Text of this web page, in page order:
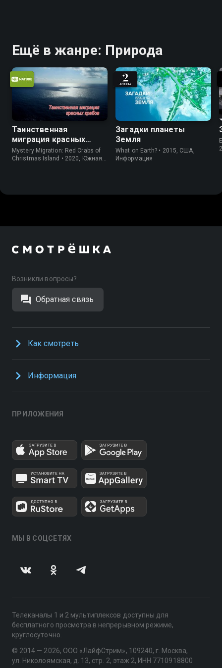
Ещё в жанре: Природа
Таинственная
миграция красных
крабов
Mystery Migration: Red Crabs of
Christmas Island • 2020, Южная
Загадки планеты
Земля
What on Earth? • 2015, США,
Информация
Возникли вопросы?
Обратная связь
Как смотреть
Информация
ПРИЛОЖЕНИЯ
МЫ В СОЦСЕТЯХ
Телеканалы 1 и 2 мультиплексов доступны для
бесплатного просмотра в непрерывном режиме,
круглосуточно.
© 2014 — 2026, ООО «ЛайфСтрим», 109240, г. Москва,
ул. Николоямская, д. 13, стр. 2, этаж 2, ИНН 7710918800